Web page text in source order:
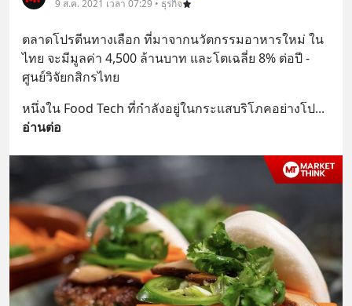
9 ส.ค. 2021 เวลา 07:29 • ธุรกิจ
ตลาดโปรตีนทางเลือก ที่มาจากนวัตกรรมอาหารใหม่ ใน
ไทย จะมีมูลค่า 4,500 ล้านบาท และโตเฉลี่ย 8% ต่อปี -
ศูนย์วิจัยกสิกรไทย
หนึ่งใน Food Tech ที่กำลังอยู่ในกระแสบริโภคอย่างโป
อ่านต่อ